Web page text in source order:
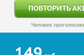
ПОВТОРИТЬ
Человек